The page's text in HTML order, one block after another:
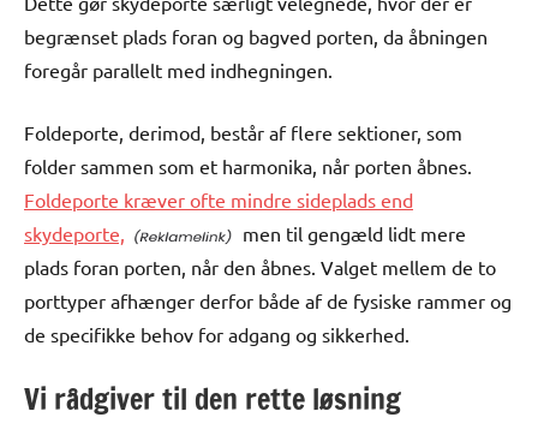
begrænset plads foran og bagved porten, da åbningen
foregår parallelt med indhegningen.
Foldeporte, derimod, består af flere sektioner, som
folder sammen som et harmonika, når porten åbnes.
Foldeporte kræver ofte mindre sideplads end
skydeporte,
men til gengæld lidt mere
plads foran porten, når den åbnes. Valget mellem de to
porttyper afhænger derfor både af de fysiske rammer og
de specifikke behov for adgang og sikkerhed.
Vi rådgiver til den rette løsning